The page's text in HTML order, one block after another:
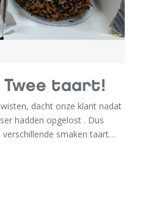
taart!
dacht onze klant nadat
hadden opgelost . Dus
smaken taart…